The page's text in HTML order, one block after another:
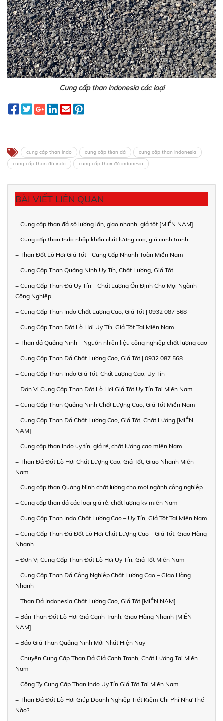
Cung cấp than indonesia các loại
cung cấp than indo cung cấp than đá
cung cấp than indonesia
cung cấp than đá indo
cung cấp than đá indonesia
BÀI VIẾT LIÊN QUAN
+ Cung cấp than đá số lượng lớn, giao nhanh, giá tốt [MIỀN NAM]
+ Cung cấp than Indo nhập khẩu chất lượng cao, giá cạnh tranh
+ Than Đốt Lò Hơi Giá Tốt - Cung Cấp Nhanh Toàn Miền Nam
+ Cung Cấp Than Quảng Ninh Uy Tín, Chất Lượng, Giá Tốt
+ Cung Cấp Than Đá Uy Tín – Chất Lượng Ổn Định Cho Mọi Ngành
Công Nghiệp
+ Cung Cấp Than Indo Chất Lượng Cao, Giá Tốt | 0932 087 568
+ Cung Cấp Than Đốt Lò Hơi Uy Tín, Giá Tốt Tại Miền Nam
+ Than đá Quảng Ninh – Nguồn nhiên liệu công nghiệp chất lượng cao
+ Cung Cấp Than Đá Chất Lượng Cao, Giá Tốt | 0932 087 568
+ Cung Cấp Than Indo Giá Tốt, Chất Lượng Cao, Uy Tín
+ Đơn Vị Cung Cấp Than Đốt Lò Hơi Giá Tốt Uy Tín Tại Miền Nam
+ Cung Cấp Than Quảng Ninh Chất Lượng Cao, Giá Tốt Miền Nam
+ Cung Cấp Than Đá Chất Lượng Cao, Giá Tốt, Chất Lượng [MIỀN
NAM]
+ Cung cấp than Indo uy tín, giá rẻ, chất lượng cao miền Nam
+ Than Đá Đốt Lò Hơi Chất Lượng Cao, Giá Tốt, Giao Nhanh Miền
Nam
+ Cung cấp than Quảng Ninh chất lượng cho mọi ngành công nghiệp
+ Cung cấp than đá các loại giá rẻ, chất lượng kv miền Nam
+ Cung Cấp Than Indo Chất Lượng Cao – Uy Tín, Giá Tốt Tại Miền Nam
+ Cung Cấp Than Đá Đốt Lò Hơi Chất Lượng Cao – Giá Tốt, Giao Hàng
Nhanh
+ Đơn Vị Cung Cấp Than Đốt Lò Hơi Uy Tín, Giá Tốt Miền Nam
+ Cung Cấp Than Đá Công Nghiệp Chất Lượng Cao – Giao Hàng
Nhanh
+ Than Đá Indonesia Chất Lượng Cao, Giá Tốt [MIỀN NAM]
+ Bán Than Đốt Lò Hơi Giá Cạnh Tranh, Giao Hàng Nhanh [MIỀN
NAM]
+ Báo Giá Than Quảng Ninh Mới Nhất Hiện Nay
+ Chuyên Cung Cấp Than Đá Giá Cạnh Tranh, Chất Lượng Tại Miền
Nam
+ Công Ty Cung Cấp Than Indo Uy Tín Giá Tốt Tại Miền Nam
+ Than Đá Đốt Lò Hơi Giúp Doanh Nghiệp Tiết Kiệm Chi Phí Như Thế
Nào?